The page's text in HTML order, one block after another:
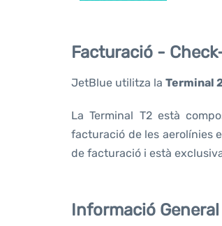
Facturació -
JetBlue utilitza la Terminal
La Terminal T2 està
facturació de les aerolínies
de facturació i està
Informació